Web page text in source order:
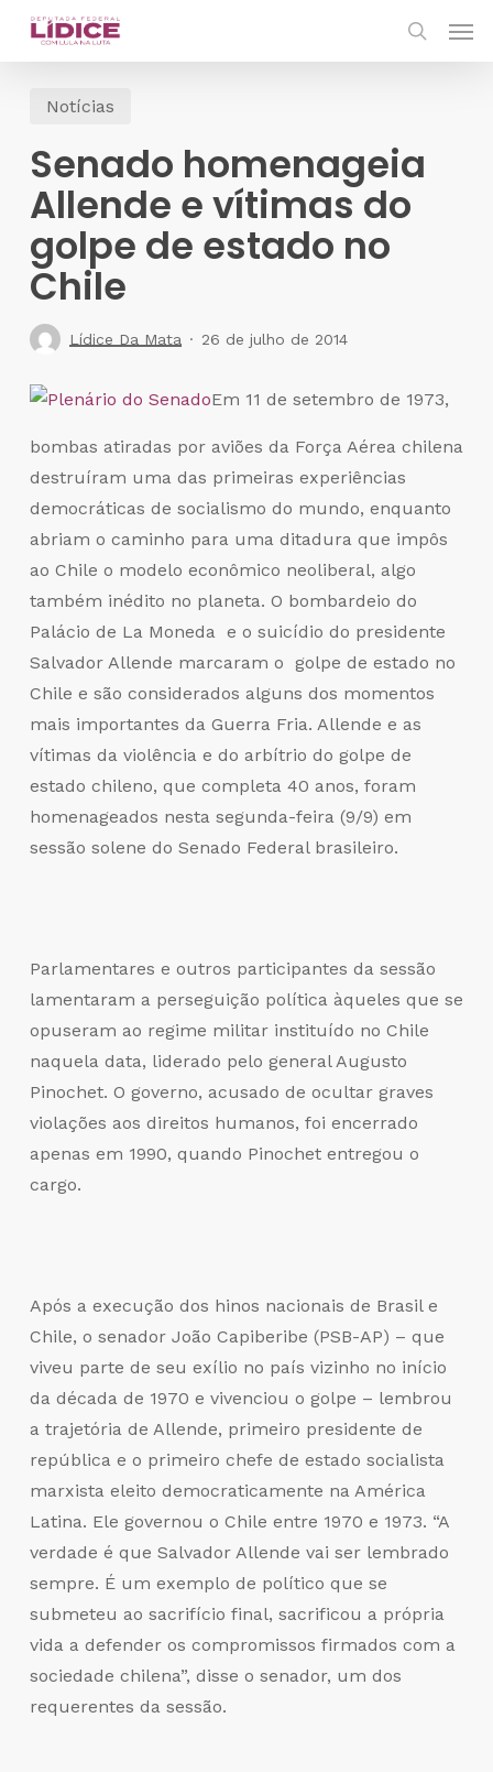
Skip
contentNotícias
Senado homenageia
Allende e vítimas do
golpe de estado no
Chile
Lídice Da Mata 26 de julho de 2014
Em 11 de setembro de 1973,
bombas atiradas por aviões da Força Aérea chilena
destruíram uma das primeiras experiências
democráticas de socialismo do mundo, enquanto
abriam o caminho para uma ditadura que impôs
ao Chile o modelo econômico neoliberal, algo
também inédito no planeta. O bombardeio do
Palácio de La Moneda e o suicídio do presidente
Salvador Allende marcaram o golpe de estado no
Chile e são considerados alguns dos momentos
mais importantes da Guerra Fria. Allende e as
vítimas da violência e do arbítrio do golpe de
estado chileno, que completa 40 anos, foram
homenageados nesta segunda-feira (9/9) em
sessão solene do Senado Federal brasileiro.
Parlamentares e outros participantes da sessão
lamentaram a perseguição política àqueles que se
opuseram ao regime militar instituído no Chile
naquela data, liderado pelo general Augusto
Pinochet. O governo, acusado de ocultar graves
violações aos direitos humanos, foi encerrado
apenas em 1990, quando Pinochet entregou o
cargo.
Após a execução dos hinos nacionais de Brasil e
Chile, o senador João Capiberibe (PSB-AP) – que
viveu parte de seu exílio no país vizinho no início
da década de 1970 e vivenciou o golpe – lembrou
a trajetória de Allende, primeiro presidente de
república e o primeiro chefe de estado socialista
marxista eleito democraticamente na América
Latina. Ele governou o Chile entre 1970 e 1973. “A
verdade é que Salvador Allende vai ser lembrado
sempre. É um exemplo de político que se
submeteu ao sacrifício final, sacrificou a própria
vida a defender os compromissos firmados com a
sociedade chilena”, disse o senador, um dos
requerentes da sessão.